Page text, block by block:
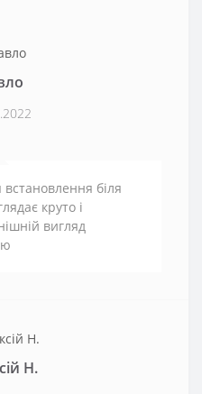
біля
круто і
вигляд
Н.